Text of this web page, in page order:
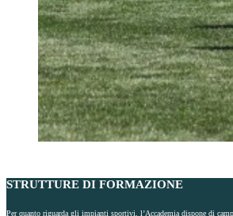
STRUTTURE DI FORMAZIONE
Per quanto riguarda gli impianti sportivi, l’Accademia dispone di